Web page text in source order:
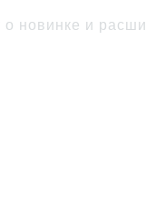
новинке и